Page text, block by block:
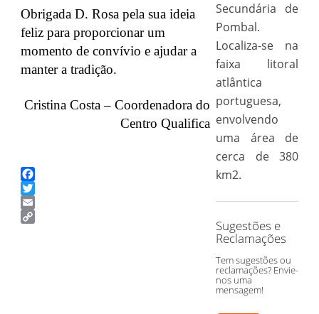
Obrigada D. Rosa pela sua ideia
feliz para proporcionar um
momento de convívio e ajudar a
manter a tradição.
Cristina Costa – Coordenadora do
Centro Qualifica
Facebook
Twitter
Email
Secundária de
Pombal.
Localiza-se na
faixa litoral
atlântica
portuguesa,
envolvendo
uma área de
cerca de 380
km2.
Sugestões e
Reclamações
Tem sugestões ou
reclamações? Envie-
nos uma
mensagem!